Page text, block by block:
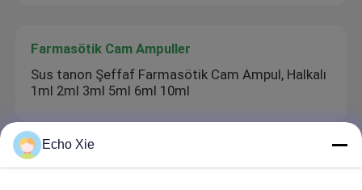
Farmasötik Cam Ampuller
Sus tanon Şeffaf Farmasötik Cam Ampul, Halkalı
1ml 2ml 3ml 5ml 6ml 10ml
hap şişe etiketi
Echo Xie